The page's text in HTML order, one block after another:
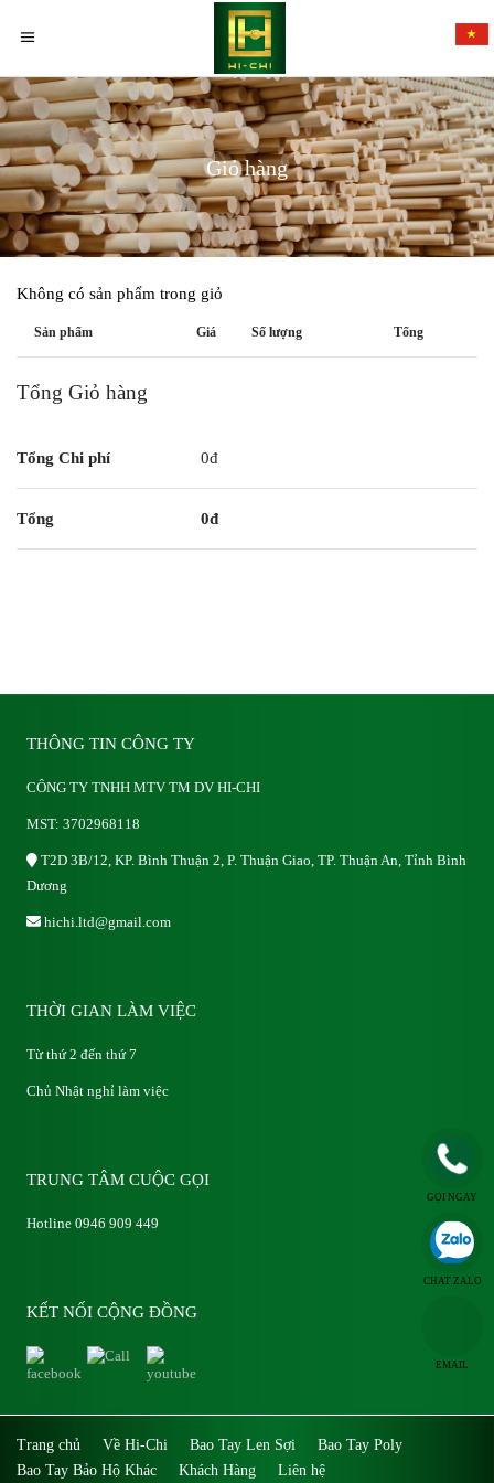
Giỏ hàng
Không có sản phẩm trong giỏ
Sản phẩm Giá Số lượng Tổng
Tổng Giỏ hàng
Tổng Chi phí 0đ
Tổng 0đ
THÔNG TIN CÔNG TY
CÔNG TY TNHH MTV TM DV HI-CHI
MST: 3702968118
T2D 3B/12, KP. Bình Thuận 2, P. Thuận Giao, TP. Thuận An, Tỉnh Bình
Dương
hichi.ltd@gmail.com
THỜI GIAN LÀM VIỆC
Từ thứ 2 đến thứ 7
Chủ Nhật nghỉ làm việc
TRUNG TÂM CUỘC GỌI
Hotline 0946 909 449
KẾT NỐI CỘNG ĐỒNG
Trang chủ Về Hi-Chi Bao Tay Len Sợi
Bao Tay Poly
Bao Tay Bảo Hộ Khác
Khách Hàng Liên hệ
GỌI NGAY
CHAT ZALO
EMAIL